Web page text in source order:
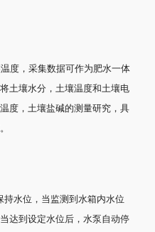
，采集数据可作为肥水一体
土壤水分，土壤温度和土壤电
度，土壤盐碱的测量研究，具
水位，当监测到水箱内水位
达到设定水位后，水泵自动停